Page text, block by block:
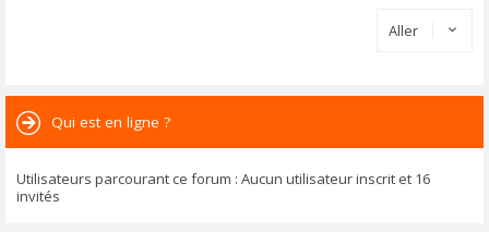
Aller
Qui est en ligne ?
Utilisateurs parcourant ce forum : Aucun utilisateur inscrit et 16
invités